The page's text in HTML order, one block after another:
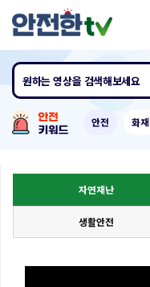
원하는 영상을 검색해보세요
안전 화재
자연재난
생활안전